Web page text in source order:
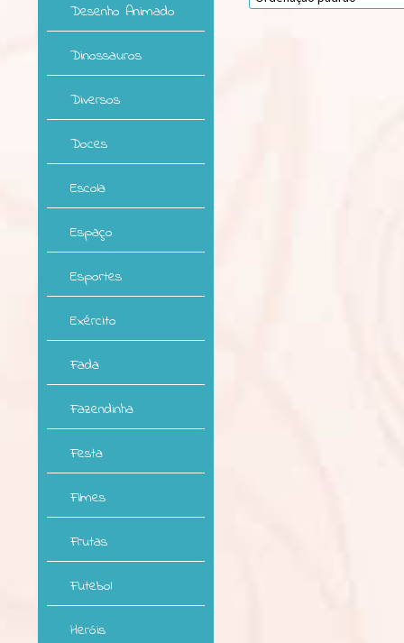
Desenho Animado
Dinossauros
Diversos
Doces
Escola
Espaço
Esportes
Exército
Fada
Fazendinha
Festa
Filmes
Frutas
Futebol
Heróis